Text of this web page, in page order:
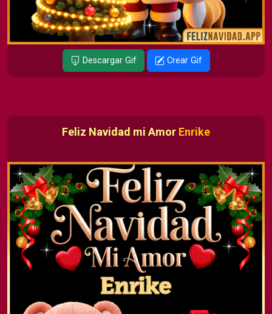
Descargar Gif Crear Gif
Feliz Navidad mi Amor Enrike